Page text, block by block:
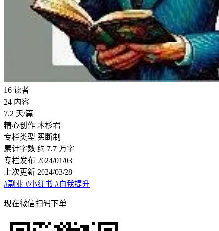
16 读者
24 内容
7.2 天/篇
精心创作 木杉君
专栏类型 买断制
累计字数 约 7.7 万字
专栏发布 2024/01/03
上次更新 2024/03/28
#副业 #小红书 #自我提升
现在微信扫码下单